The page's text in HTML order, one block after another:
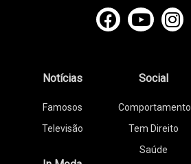
Notícias
Famosos
Televisão
Social
Comportamento
Tem Direito
Saúde